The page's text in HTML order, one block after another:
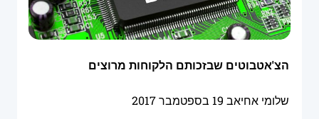
הצ'אטבוטים שבזכותם הלקוחות מרוצים
שלומי אחיאב 19 בספטמבר 2017